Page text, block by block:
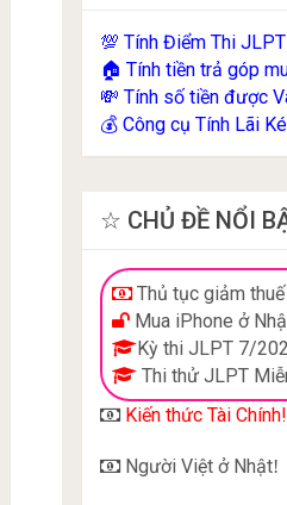
💯 Tính Điểm Thi
🏠 Tính tiền trả góp
💸 Tính số tiền được
💰 Công cụ Tính Lãi
☆ CHỦ ĐỀ NỔI
Thủ tục giảm
Mua iPhone ở
Kỳ thi JLPT 7/
Thi thử JLPT
Kiến thức Tài Chính!
Người Việt ở Nhật!